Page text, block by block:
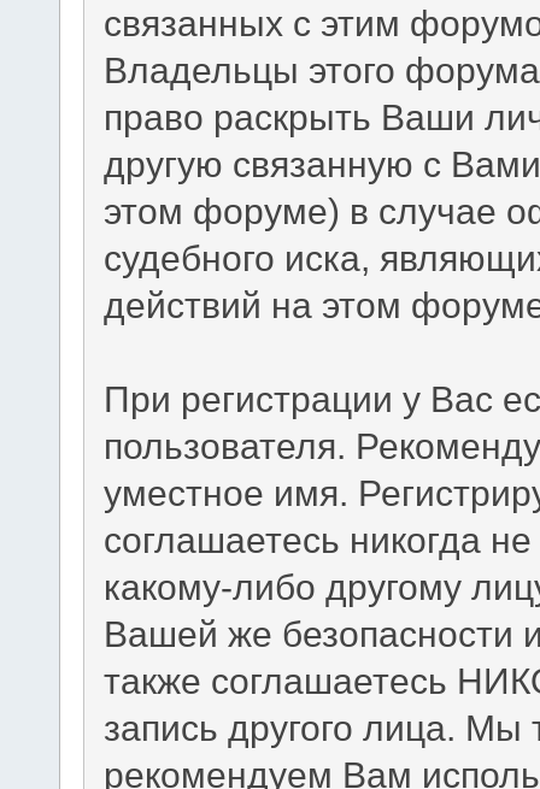
связанных с этим
Владельцы этого
право раскрыть Ваши
другую связанную с
этом форуме) в случае
судебного иска,
действий на этом
При регистрации у Вас
пользователя.
уместное имя.
соглашаетесь никогда
какому-либо другому
Вашей же безопасности
также соглашаетесь
запись другого лица.
рекомендуем Вам